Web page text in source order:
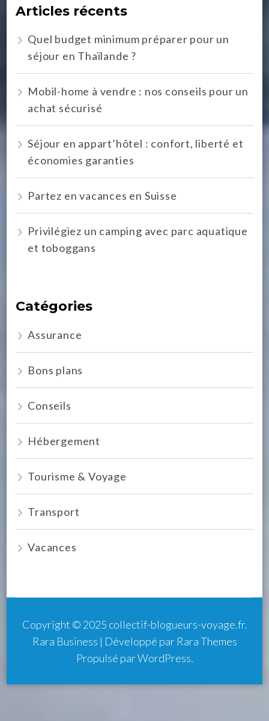
Articles récents
Quel budget minimum préparer pour un
séjour en Thaïlande ?
Mobil-home à vendre : nos conseils pour un
achat sécurisé
Séjour en appart’hôtel : confort, liberté et
économies garanties
Partez en vacances en Suisse
Privilégiez un camping avec parc aquatique
et toboggans
Catégories
Assurance
Bons plans
Conseils
Hébergement
Tourisme & Voyage
Transport
Vacances
Copyright © 2025 collectif-blogueurs-voyage.fr.
Rara Business | Développé par Rara Themes
Propulsé parWordPress.